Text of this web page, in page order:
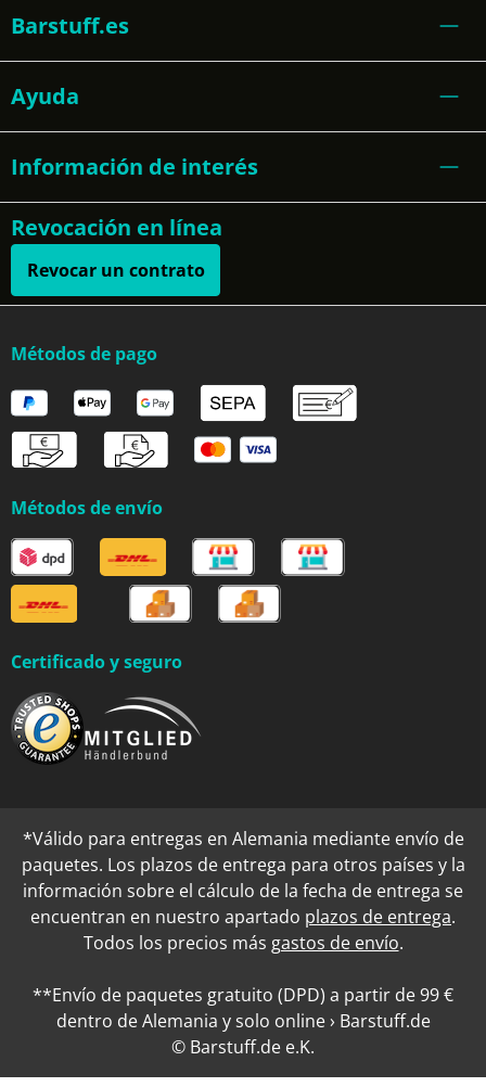
Barstuff.es
Ayuda
Información de interés
Revocación en línea
Revocar un contrato
Métodos de pago
Métodos de envío
Certificado y seguro
*Válido para entregas en Alemania mediante envío de
paquetes. Los plazos de entrega para otros países y la
información sobre el cálculo de la fecha de entrega se
encuentran en nuestro apartado plazos de entrega.
Todos los precios más gastos de envío.
**Envío de paquetes gratuito (DPD) a partir de 99 €
dentro de Alemania y solo online › Barstuff.de
© Barstuff.de e.K.